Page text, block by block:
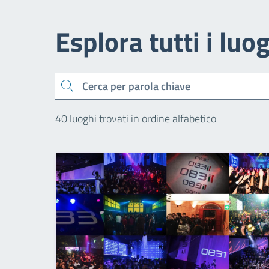
Esplora tutti i
Cerca
40 luoghi trovati in ordine alfabetico